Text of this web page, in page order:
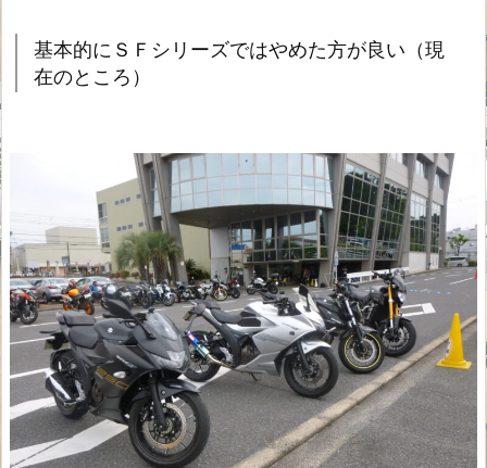
基本的にＳＦシリーズではやめた方が良い（現
在のところ）